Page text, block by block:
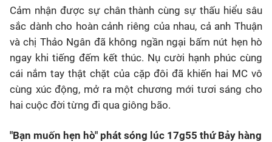
Cảm nhận được sự chân thành cùng sự thấu hiểu sâu
sắc dành cho hoàn cảnh riêng của nhau, cả anh Thuận
và chị Thảo Ngân đã không ngần ngại bấm nút hẹn hò
ngay khi tiếng đếm kết thúc. Nụ cười hạnh phúc cùng
cái nắm tay thật chặt của cặp đôi đã khiến hai MC vô
cùng xúc động, mở ra một chương mới tươi sáng cho
hai cuộc đời từng đi qua giông bão.
"Bạn muốn hẹn hò" phát sóng lúc 17g55 thứ Bảy hàng